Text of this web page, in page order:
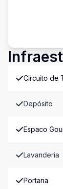
Circuito de
Depósito
Espaco
Lavanderia
Portaria